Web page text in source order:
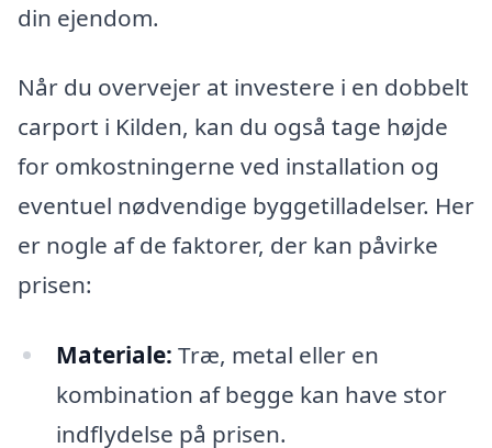
din ejendom.
Når du overvejer at investere i en dobbelt
carport i Kilden, kan du også tage højde
for omkostningerne ved installation og
eventuel nødvendige byggetilladelser. Her
er nogle af de faktorer, der kan påvirke
prisen:
Materiale: Træ, metal eller en
kombination af begge kan have stor
indflydelse på prisen.